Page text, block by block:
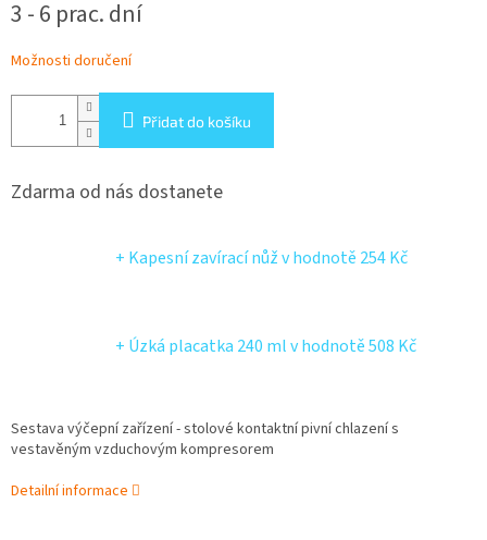
3 - 6 prac. dní
Možnosti doručení
Přidat do košíku
Zdarma od nás dostanete
+ Kapesní zavírací nůžv hodnotě 254 Kč
+ Úzká placatka 240 mlv hodnotě 508 Kč
Sestava výčepní zařízení - stolové kontaktní pivní chlazení s
vestavěným vzduchovým kompresorem
Detailní informace